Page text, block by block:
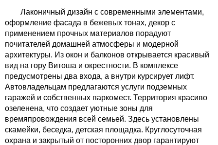
Лаконичный дизайн с современными элементами,
оформление фасада в бежевых тонах, декор с
применением прочных материалов порадуют
почитателей домашней атмосферы и модерной
архитектуры. Из окон и балконов открывается красивый
вид на гору Витоша и окрестности. В комплексе
предусмотрены два входа, а внутри курсирует лифт.
Автовладельцам предлагаются услуги подземных
гаражей и собственных паркомест. Территория красиво
озеленена, что создает уютные зоны для
времяпровождения всей семьей. Здесь установлены
скамейки, беседка, детская площадка. Круглосуточная
охрана и закрытый от посторонних двор гарантируют